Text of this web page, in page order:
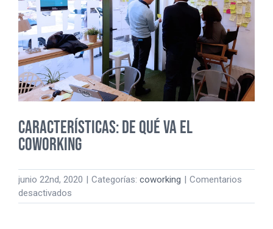
MEJOR
PARA
TU
SALUD
Y
TU
PRODUCTIVIDAD
CARACTERÍSTICAS: DE QUÉ VA EL
COWORKING
junio 22nd, 2020 | Categorías: coworking | Comentarios
desactivados
CARACTERÍSTICAS: